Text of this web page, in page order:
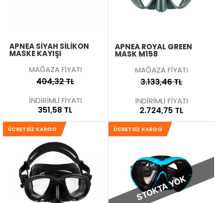
APNEA SIYAH SILIKON
MASKE KAYIŞI
MAĞAZA FİYATI
404,32 TL
İNDİRİMLİ FİYATI
351,58 TL
APNEA ROYAL GREEN
MASK M158
MAĞAZA FİYATI
3.133,46 TL
İNDİRİMLİ FİYATI
2.724,75 TL
ÜCRETSIZ KARGO
STOKTA YOK
ÜCRETSIZ KARGO